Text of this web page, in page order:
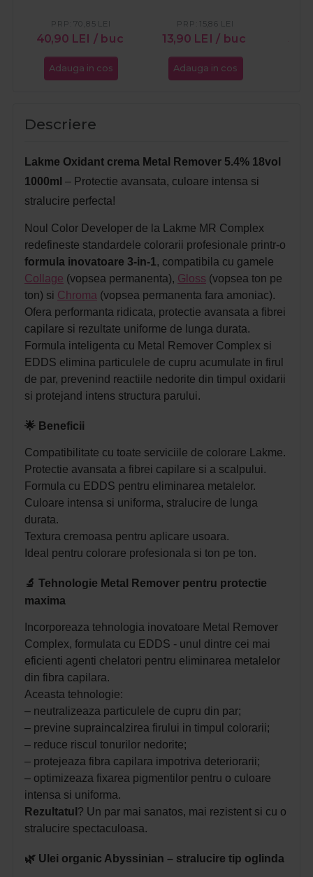
40,90 LEI / buc
PRP:70,85 LEI
Adauga in cos
13,90 LEI / buc
PRP: 15,86 LEI
Adauga in cos
Descriere
Lakme Oxidant crema Metal Remover 5.4% 18vol
1000ml – Protectie avansata, culoare intensa si
stralucire perfecta!
Noul Color Developer de la Lakme MR Complex
redefineste standardele colorarii profesionale printr-o
formula inovatoare 3-in-1, compatibila cu gamele
Collage (vopsea permanenta), Gloss (vopsea ton pe
ton) si Chroma (vopsea permanenta fara amoniac).
Ofera performanta ridicata, protectie avansata a fibrei
capilare si rezultate uniforme de lunga durata.
Formula inteligenta cu Metal Remover Complex si
EDDS elimina particulele de cupru acumulate in firul
de par, prevenind reactiile nedorite din timpul oxidarii
si protejand intens structura parului.
🌟 Beneficii
Compatibilitate cu toate serviciile de colorare Lakme.
Protectie avansata a fibrei capilare si a scalpului.
Formula cu EDDS pentru eliminarea metalelor.
Culoare intensa si uniforma, stralucire de lunga
durata.
Textura cremoasa pentru aplicare usoara.
Ideal pentru colorare profesionala si ton pe ton.
🔬 Tehnologie Metal Remover pentru protectie
maxima
Incorporeaza tehnologia inovatoare Metal Remover
Complex, formulata cu EDDS - unul dintre cei mai
eficienti agenti chelatori pentru eliminarea metalelor
din fibra capilara.
Aceasta tehnologie:
– neutralizeaza particulele de cupru din par;
– previne supraincalzirea firului in timpul colorarii;
– reduce riscul tonurilor nedorite;
– protejeaza fibra capilara impotriva deteriorarii;
– optimizeaza fixarea pigmentilor pentru o culoare
intensa si uniforma.
Rezultatul ? Un par mai sanatos, mai rezistent si cu o
stralucire spectaculoasa.
🌿 Ulei organic Abyssinian – stralucire tip oglinda